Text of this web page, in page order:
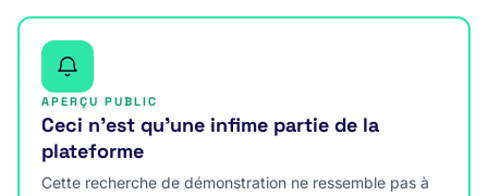
APERÇU PUBLIC
Ceci n’est qu’une infime partie de la
plateforme
Cette recherche de démonstration ne ressemble pas à